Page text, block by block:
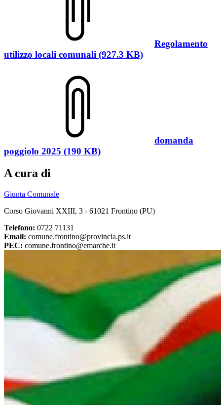
Regolamento
utilizzo locali comunali (927.3 KB)
domanda
poggiolo 2025 (190 KB)
A cura di
Giunta Comunale
Corso Giovanni XXIII, 3 - 61021 Frontino (PU)
Telefono: 0722 71131
Email: comune.frontino@provincia.ps.it
PEC: comune.frontino@emarche.it